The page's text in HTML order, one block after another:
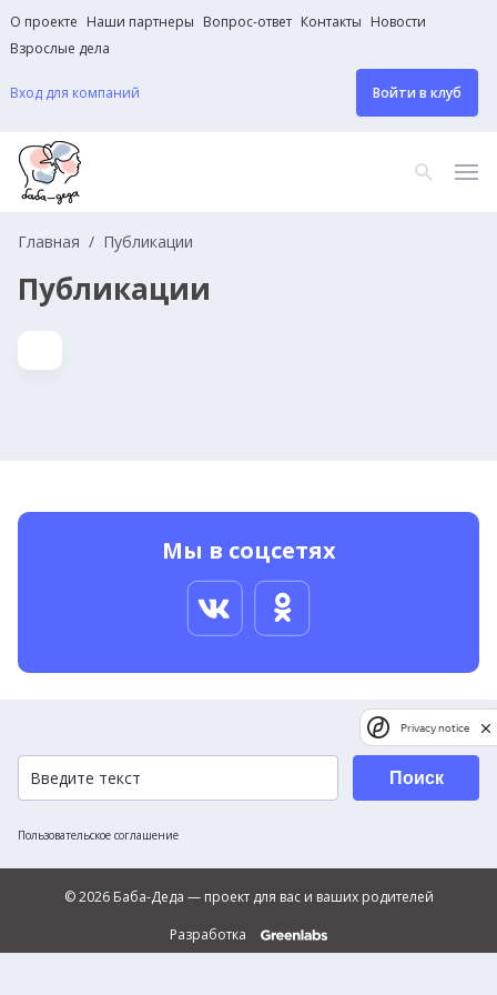
О проекте Наши партнеры Вопрос-ответ Контакты Новости
Взрослые дела
Вход для компаний Войти в клуб
Главная Публикации
Публикации
Мы в соцсетях
Пользовательское соглашение
Поиск
© 2026 Баба-Деда — проект для вас и ваших родителей
Разработка
Privacy notice